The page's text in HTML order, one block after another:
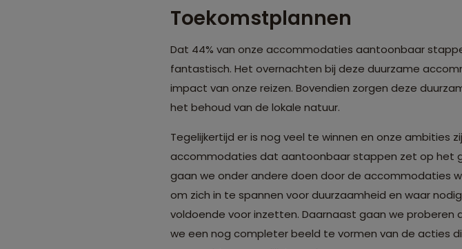
Toekomstplannen
Dat 44% van onze accommodaties aantoonbaar
fantastisch. Het overnachten bij deze duurzame
impact van onze reizen. Bovendien zorgen deze
het behoud van de lokale natuur.
Tegelijkertijd er is nog veel te winnen en onze ambities
accommodaties dat aantoonbaar stappen zet op het
gaan we onder andere doen door de accommodaties
om zich in te spannen voor duurzaamheid en waar
voldoende voor inzetten. Daarnaast gaan we proberen
we een nog completer beeld te vormen van de acties